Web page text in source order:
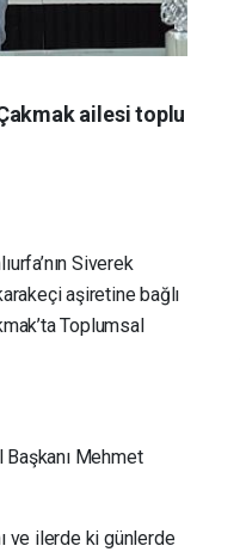
ailesi toplu
Siverek
aşiretine bağlı
Toplumsal
Başkanı Mehmet
ve ilerde ki günlerde